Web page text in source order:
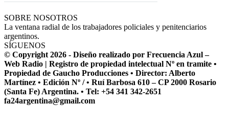
SOBRE NOSOTROS
La ventana radial de los trabajadores policiales y penitenciarios
argentinos.
SÍGUENOS
© Copyright 2026 - Diseño realizado por Frecuencia Azul –
Web Radio | Registro de propiedad intelectual Nº en tramite •
Propiedad de Gaucho Producciones • Director: Alberto
Martínez • Edición Nº / • Ruí Barbosa 610 – CP 2000 Rosario
(Santa Fe) Argentina. • Tel: +54 341 342-2651
fa24argentina@gmail.com